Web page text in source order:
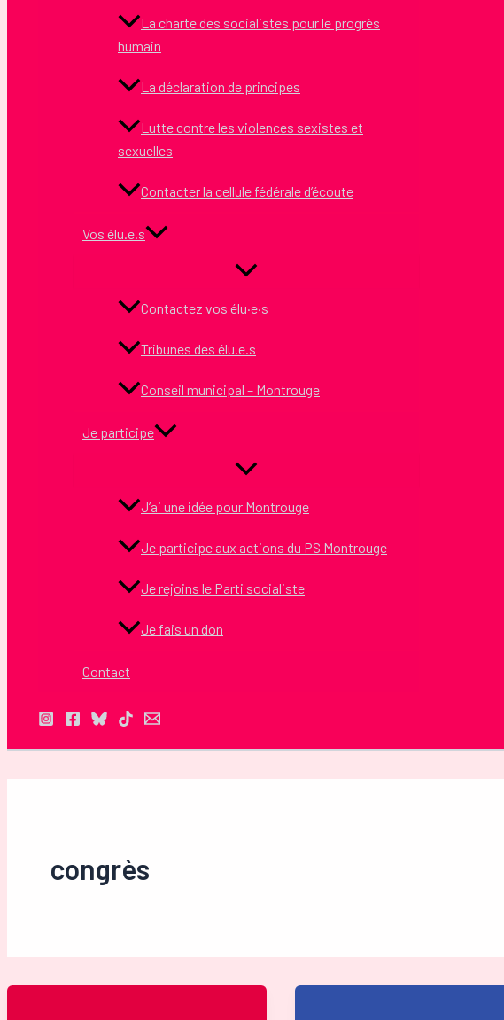
La charte des socialistes pour le progrès
humain
La déclaration de principes
Lutte contre les violences sexistes et
sexuelles
Contacter la cellule fédérale d’écoute
Vos élu.e.s
Contactez vos élu·e·s
Tribunes des élu.e.s
Conseil municipal – Montrouge
Je participe
J’ai une idée pour Montrouge
Je participe aux actions du PS Montrouge
Je rejoins le Parti socialiste
Je fais un don
Contact
congrès